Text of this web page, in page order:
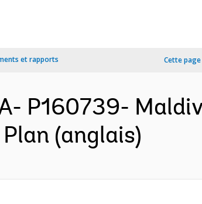
et rapports Cette page
P160739-
(anglais)